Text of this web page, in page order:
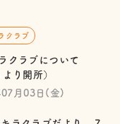
クラブ
クラブについて
より開所）
月03日(金)